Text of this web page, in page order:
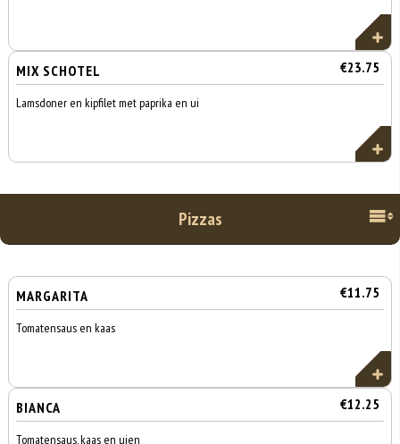
MIX SCHOTEL €23.75
Lamsdoner en kipfilet met paprika en ui
Pizzas
MARGARITA €11.75
Tomatensaus en kaas
BIANCA €12.25
Tomatensaus, kaas en uien